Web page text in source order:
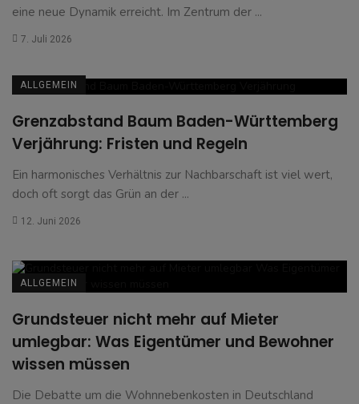
eine neue Dynamik erreicht. Im Zentrum der ...
7. Juli 2026
ALLGEMEIN
Grenzabstand Baum Baden-Württemberg
Verjährung: Fristen und Regeln
Ein harmonisches Verhältnis zur Nachbarschaft ist viel wert,
doch oft sorgt das Grün an der ...
12. Juni 2026
ALLGEMEIN
Grundsteuer nicht mehr auf Mieter
umlegbar: Was Eigentümer und Bewohner
wissen müssen
Die Debatte um die Wohnnebenkosten in Deutschland